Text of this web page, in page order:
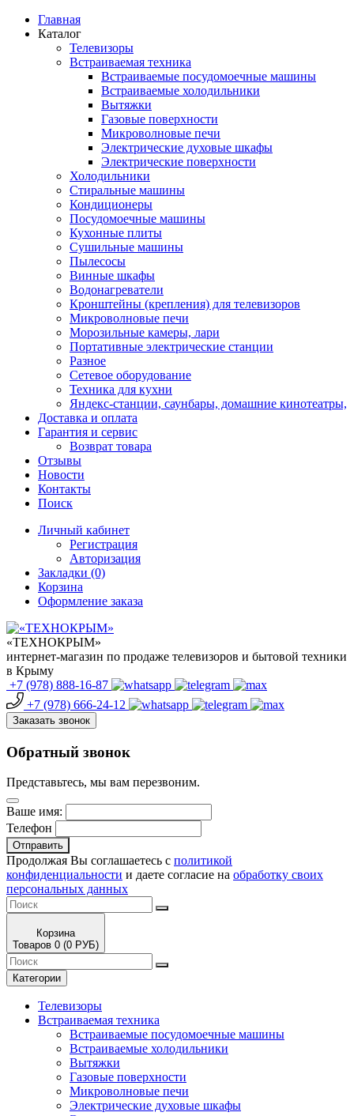
Главная
Каталог
Телевизоры
Встраиваемая техника
Встраиваемые посудомоечные машины
Встраиваемые холодильники
Вытяжки
Газовые поверхности
Микроволновые печи
Электрические духовые шкафы
Электрические поверхности
Холодильники
Стиральные машины
Кондиционеры
Посудомоечные машины
Кухонные плиты
Сушильные машины
Пылесосы
Винные шкафы
Водонагреватели
Кронштейны (крепления) для телевизоров
Микроволновые печи
Морозильные камеры, лари
Портативные электрические станции
Разное
Сетевое оборудование
Техника для кухни
Яндекс-станции, саунбары, домашние кинотеатры,
Доставка и оплата
Гарантия и сервис
Возврат товара
Отзывы
Новости
Контакты
Поиск
Личный кабинет
Регистрация
Авторизация
Закладки (0)
Корзина
Оформление заказа
«ТЕХНОКРЫМ»
интернет-магазин по продаже телевизоров и бытовой техники
в Крыму
+7 (978) 888-16-87
+7 (978) 666-24-12
Заказать звонок
Обратный звонок
Представьтесь, мы вам перезвоним.
Ваше имя:
Телефон
Отправить
Продолжая Вы соглашаетесь с политикой
конфиденциальности и даете согласие на обработку своих
персональных данных
Корзина
Товаров 0 (0 РУБ)
Категории
Телевизоры
Встраиваемая техника
Встраиваемые посудомоечные машины
Встраиваемые холодильники
Вытяжки
Газовые поверхности
Микроволновые печи
Электрические духовые шкафы